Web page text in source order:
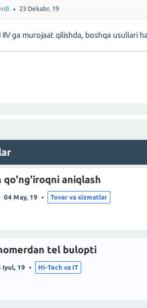
23 Dekabr, 19
IIV ga murojaat qilishda, boshqa usullari
qo'ng'iroqni aniqlash
04 May, 19 Tovar va xizmatlar
tel bulopti
Iyul, 19 Hi-Tech va IT